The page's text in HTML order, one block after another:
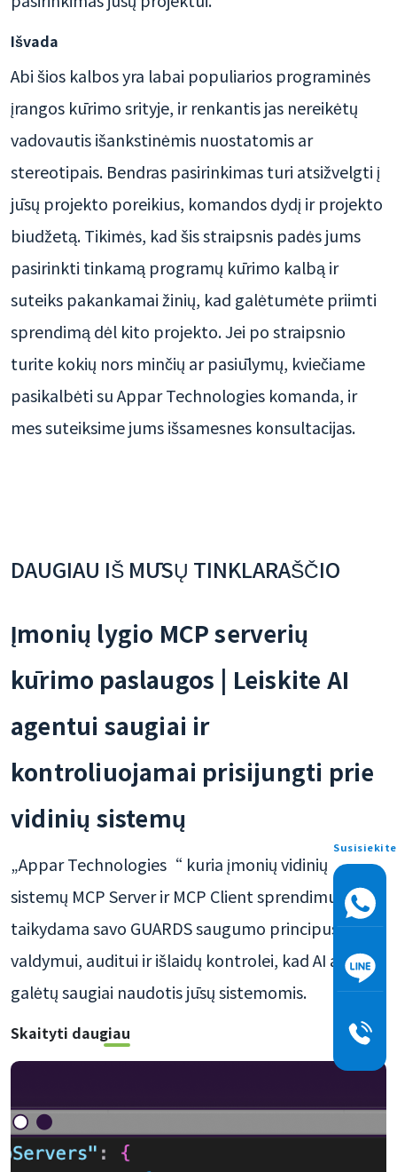
Išvada
Abi šios kalbos yra labai populiarios programinės
įrangos kūrimo srityje, ir renkantis jas nereikėtų
vadovautis išankstinėmis nuostatomis ar
stereotipais. Bendras pasirinkimas turi atsižvelgti į
jūsų projekto poreikius, komandos dydį ir projekto
biudžetą. Tikimės, kad šis straipsnis padės jums
pasirinkti tinkamą programų kūrimo kalbą ir
suteiks pakankamai žinių, kad galėtumėte priimti
sprendimą dėl kito projekto. Jei po straipsnio
turite kokių nors minčių ar pasiūlymų, kviečiame
pasikalbėti su Appar Technologies komanda, ir
mes suteiksime jums išsamesnes konsultacijas.
DAUGIAU IŠ MŪSŲ TINKLARAŠČIO
Įmonių lygio MCP serverių
kūrimo paslaugos | Leiskite AI
agentui saugiai ir
kontroliuojamai prisijungti prie
vidinių sistemų
„Appar Technologies“ kuria įmonių vidinių
sistemų MCP Server ir MCP Client sprendimus,
taikydama savo GUARDS saugumo principus teisių
valdymui, auditui ir išlaidų kontrolei, kad AI agentai
galėtų saugiai naudotis jūsų sistemomis.
Skaityti daugiau
Susisiekite